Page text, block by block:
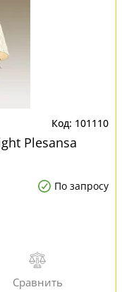
101110
Plesansa
По запросу